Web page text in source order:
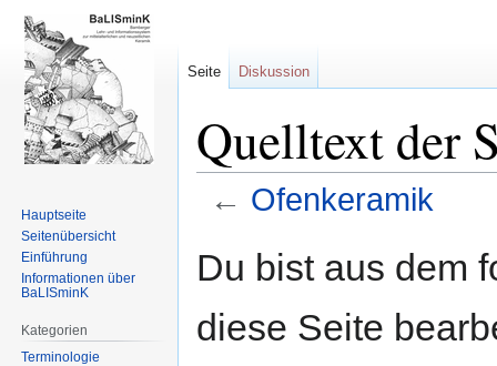
Quelltext der
← Ofenkeramik
Navigation
Suche
Du bist aus dem
diese Seite
Seite Diskussion
Hauptseite
Seitenübersicht
Einführung
Informationen über
BaLISminK
Kategorien
Terminologie